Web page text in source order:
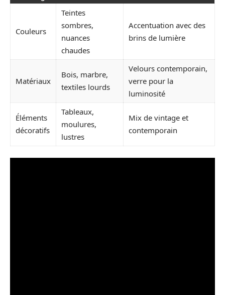
Couleurs
Teintes
sombres,
nuances
chaudes
Accentuation avec des
brins de lumière
Matériaux
Bois, marbre,
textiles lourds
Velours contemporain,
verre pour la
luminosité
Éléments
décoratifs
Tableaux,
moulures,
lustres
Mix de vintage et
contemporain